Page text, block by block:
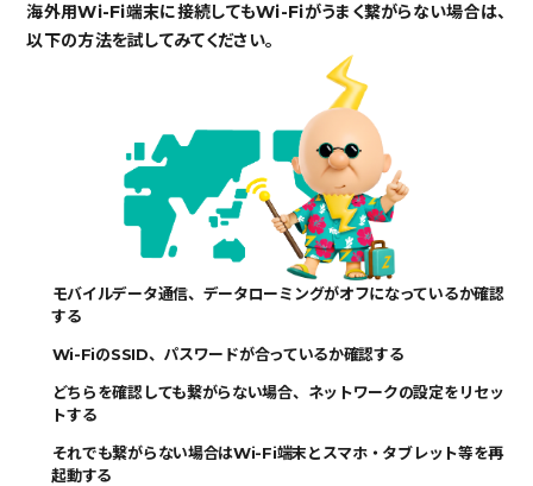
海外用Wi-Fi端末に接続してもWi-Fiがうまく繋がらない場合は、
以下の方法を試してみてください。
モバイルデータ通信、データローミングがオフになっているか確認
する
Wi-FiのSSID、パスワードが合っているか確認する
どちらを確認しても繋がらない場合、ネットワークの設定をリセッ
トする
それでも繋がらない場合はWi-Fi端末とスマホ・タブレット等を再
起動する